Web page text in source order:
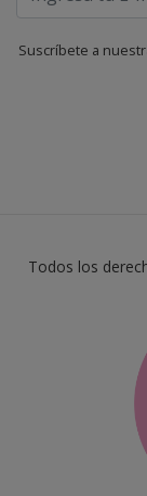
Suscríbete a
Todos los